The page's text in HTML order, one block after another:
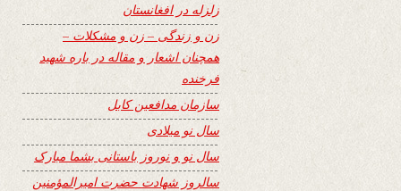
زلزله در افغانستان
زن و زندگی – زن و مشکلات –
همچنان اشعار و مقاله در باره شهید
فرخنده
سازمان مدافعین کابل
سال نو میلادی
سال نو و نوروز باستانی بشما مبارک
سالروز شهادت حضرت امیرالمؤمنین